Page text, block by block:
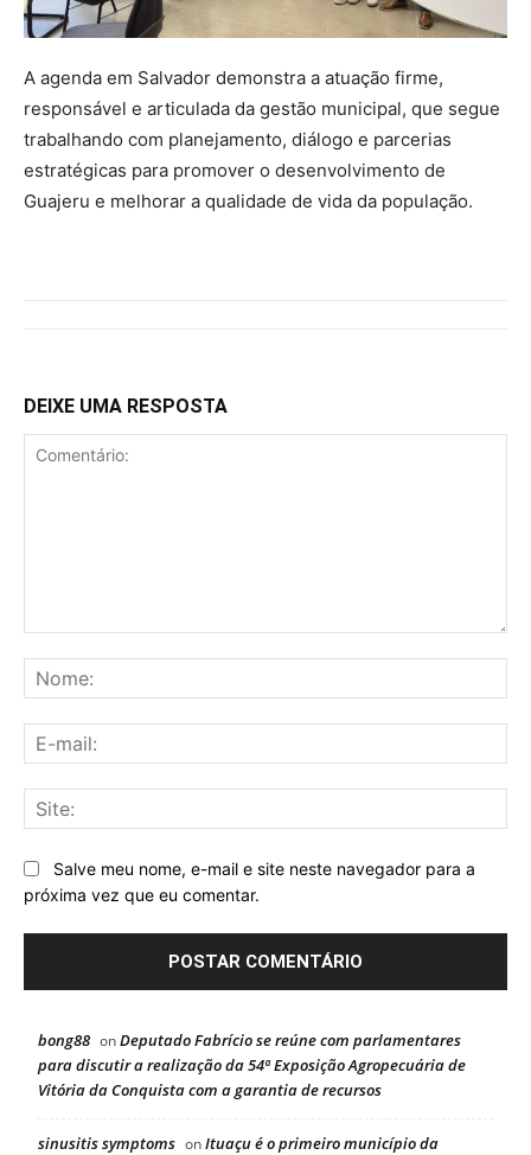
A agenda em Salvador demonstra a atuação firme,
responsável e articulada da gestão municipal, que segue
trabalhando com planejamento, diálogo e parcerias
estratégicas para promover o desenvolvimento de
Guajeru e melhorar a qualidade de vida da população.
DEIXE UMA RESPOSTA
Salve meu nome, e-mail e site neste navegador para a
próxima vez que eu comentar.
bong88 onDeputado Fabrício se reúne com parlamentares
para discutir a realização da 54ª Exposição Agropecuária de
Vitória da Conquista com a garantia de recursos
sinusitis symptoms onItuaçu é o primeiro município da